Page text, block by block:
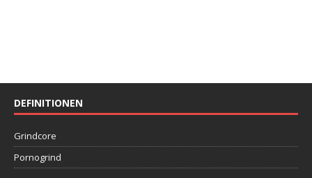
DEFINITIONEN
Grindcore
Pornogrind